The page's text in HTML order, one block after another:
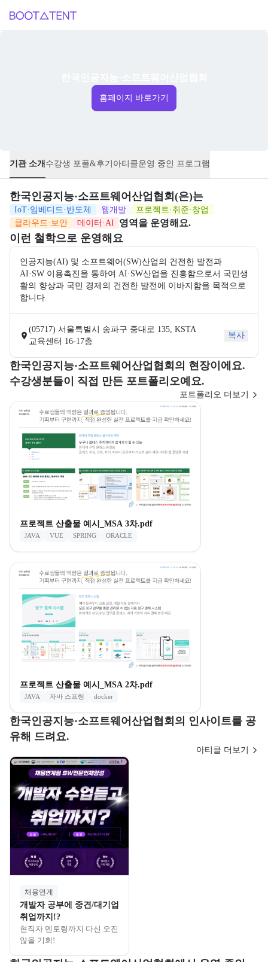
홈페이지 바로가기
기관 소개 수강생 포폴&후기 아티클운영 중인 프로그램
한국인공지능·소프트웨어산업협회 (은)는
IoT·임베디드·반도체 웹개발
프로젝트·취준·창업
클라우드·보안
데이터·AI 영역을 운영해요.
이런 철학으로 운영해요
인공지능(AI) 및 소프트웨어(SW)산업의 건전한 발전과
AI·SW 이용촉진을 통하여 AI·SW산업을 진흥함으로서 국민생
활의 향상과 국민 경제의 건전한 발전에 이바지함을 목적으로
합니다.
(05717) 서울특별시 송파구 중대로 135, KSTA
교육센터 16-17층
복사
한국인공지능·소프트웨어산업협회의 현장이에요.
수강생 포트폴리오 카드 목록을 안내한다.
수강생분들이 직접 만든 포트폴리오예요.
포트폴리오 더보기
프로젝트 산출물 예시_MSA 3차.pdf
JAVA VUE SPRING ORACLE
프로젝트 산출물 예시_MSA 2차.pdf
JAVA 자바 스프링 docker
한국인공지능·소프트웨어산업협회의 인사이트를 공
유해 드려요.
아티클 더보기
채용연계
개발자 공부에 중견/대기업
취업까지!?
현직자 멘토링까지 다신 오진
않을 기회!